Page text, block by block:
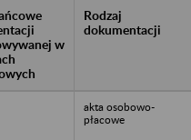
w
Rodzaj
dokumentacji
akta osobowo-
płacowe